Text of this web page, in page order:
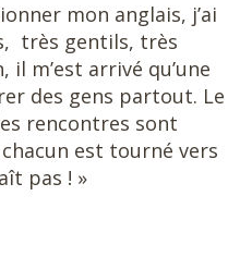
mon anglais, j’ai
très gentils, très
m’est arrivé qu’une
des gens partout. Le
rencontres sont
est tourné vers
pas ! »